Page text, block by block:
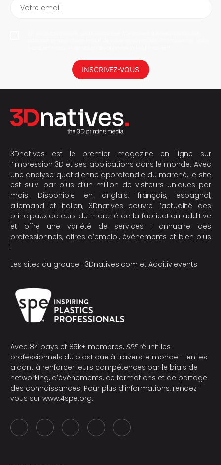
Votre email
INSCRIVEZ-VOUS
3Dnatives est le premier magazine en ligne sur
l’impression 3D et ses applications dans le monde. Avec
une analyse quotidienne approfondie du marché, le site
est suivi par plus d’un million de visiteurs uniques par
mois. Disponible en anglais, français, espagnol,
allemand et italien, 3Dnatives couvre l’actualité des
principaux acteurs du marché de la fabrication additive
et offre une variété de services : annuaire des
professionnels, offres d’emploi, évènements et bien plus
!
Les sites du groupe : 3Dnatives.com et Additiv.events
Avec 84 pays et 85k+ membres, SPEréunit les
professionnels du plastique à travers le monde – en les
aidant à renforcer leurs compétences par le biais de
networking, d’événements, de formations et de partage
des connaissances. Pour plus d’informations, rendez-
vous sur www.4spe.org.